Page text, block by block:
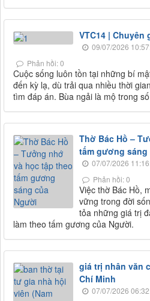
VTC14 | Chuyên
09/07/2026
Phản hồi: 0
Cuộc sống luôn tồn tại những bí
đến kỳ lạ, dù trải qua nhiều thời
tìm đáp án. Bùa ngải là mộ trong
Thờ Bác Hồ –
tấm gương
07/07/2026
Phản hồi: 0
Việc thờ Bác Hồ,
vững trong đời
tỏa những giá trị
làm theo tấm gương của Người.
giá trị nhân văn
Chí Minh
07/07/2026